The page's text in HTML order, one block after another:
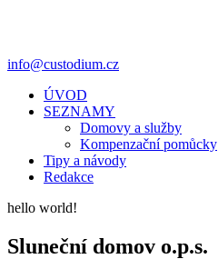
info@custodium.cz
ÚVOD
SEZNAMY
Domovy a služby
Kompenzační pomůcky
Tipy a návody
Redakce
hello world!
Sluneční domov o.p.s.